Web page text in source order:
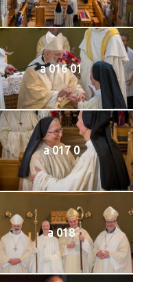
a 016 01
a 017 0
a 018